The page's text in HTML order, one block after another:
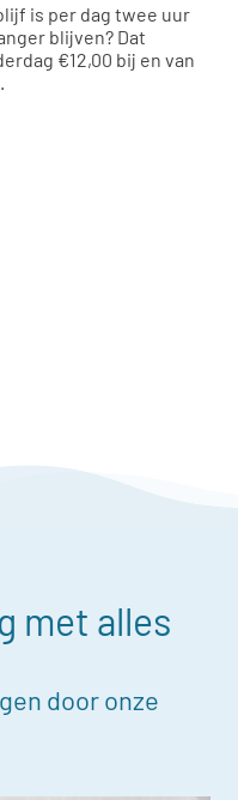
is per dag twee uur
blijven? Dat
€12,00 bij en van
met alles
door onze